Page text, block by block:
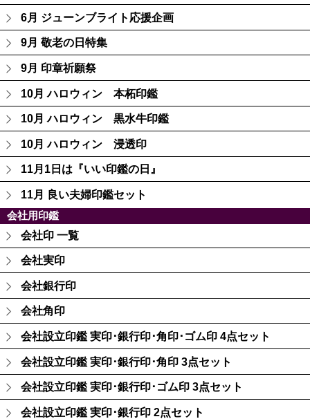
6月 ジューンブライト応援企画
9月 敬老の日特集
9月 印章祈願祭
10月 ハロウィン 本柘印鑑
10月 ハロウィン 黒水牛印鑑
10月 ハロウィン 浸透印
11月1日は『いい印鑑の日』
11月 良い夫婦印鑑セット
会社用印鑑
会社印 一覧
会社実印
会社銀行印
会社角印
会社設立印鑑 実印･銀行印･角印･ゴム印 4点セット
会社設立印鑑 実印･銀行印･角印 3点セット
会社設立印鑑 実印･銀行印･ゴム印 3点セット
会社設立印鑑 実印･銀行印 2点セット